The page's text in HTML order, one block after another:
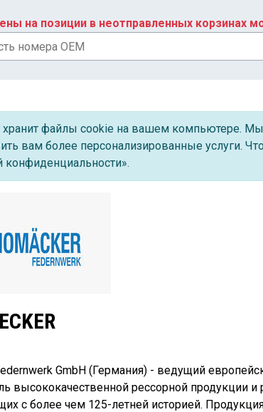
на позиции в неотправленных корзинах
хранит файлы cookie на вашем компьютере.
вам более персонализированные услуги.
конфиденциальности».
GmbH (Германия) - ведущий
высококачественной рессорной продукции и
с более чем 125-летней историей.